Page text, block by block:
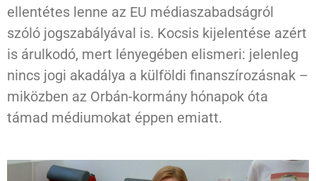
ellentétes lenne az EU médiaszabadságról
szóló jogszabályával is. Kocsis kijelentése azért
is árulkodó, mert lényegében elismeri: jelenleg
nincs jogi akadálya a külföldi finanszírozásnak –
miközben az Orbán-kormány hónapok óta
támad médiumokat éppen emiatt.